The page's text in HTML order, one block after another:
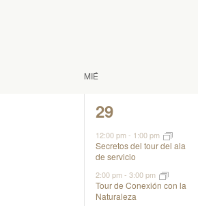
MIÉ
3
eventos,
29
12:00 pm- 1:00 pm
Secretos del tour del ala
de servicio
2:00 pm- 3:00 pm
Tour de Conexión con la
Naturaleza